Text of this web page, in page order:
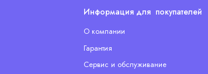
Информация для покупателей
О компании
Гарантия
Сервис и обслуживание